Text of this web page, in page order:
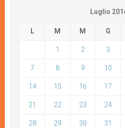
Luglio
L M M G
1 2 3
7 8 9 10
14 15 16 17
21 22 23 24
28 29 30 31